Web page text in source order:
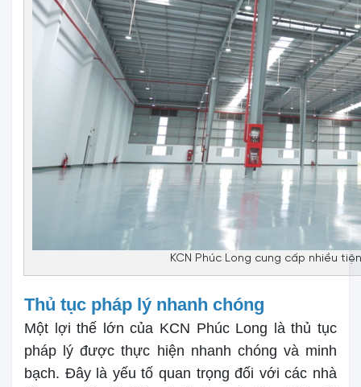
KCN Phúc Long cung cấp nhiều
Thủ tục pháp lý nhanh chóng
Một lợi thế lớn của KCN Phúc Long là thủ tục
pháp lý được thực hiện nhanh chóng và minh
bạch. Đây là yếu tố quan trọng đối với các nhà